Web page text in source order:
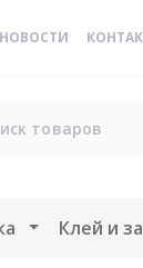
НОВОСТИ
Открыть
Клей и